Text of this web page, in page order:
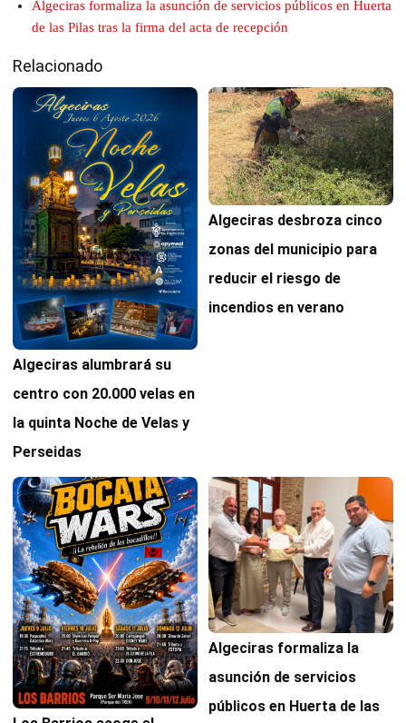
Algeciras formaliza la asunción de servicios públicos en Huerta
de las Pilas tras la firma del acta de recepción
Relacionado
Algeciras alumbrará su
centro con 20.000 velas en
la quinta Noche de Velas y
Perseidas
Algeciras desbroza cinco
zonas del municipio para
reducir el riesgo de
incendios en verano
Algeciras formaliza la
asunción de servicios
públicos en Huerta de las